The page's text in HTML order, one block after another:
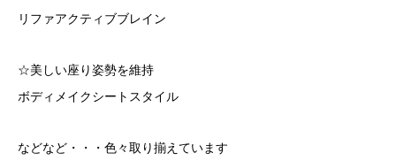
リファアクティブブレイン
☆美しい座り姿勢を維持
ボディメイクシートスタイル
などなど・・・色々取り揃えています